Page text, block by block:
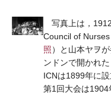
写真上は，
Council of
照）と山本ヤヲ
ンドンで開かれ
ICNは1899年に
第1回大会は1904